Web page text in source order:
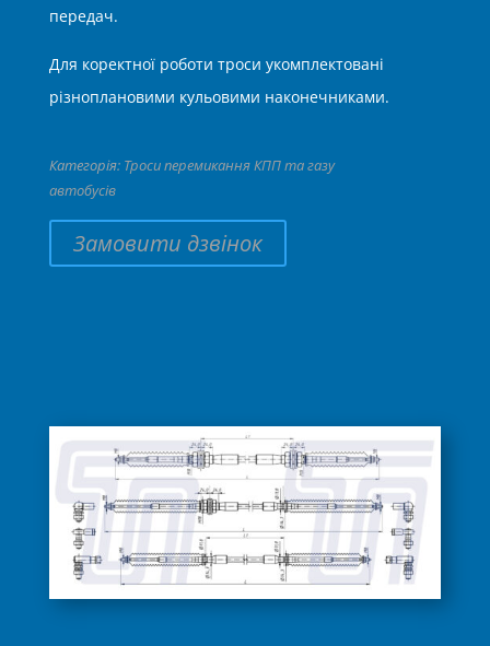
передач.
Для коректної роботи троси укомплектовані
різноплановими кульовими наконечниками.
Категорія: Троси перемикання КПП та газу
автобусів
Замовити дзвінок